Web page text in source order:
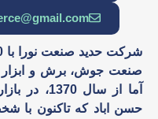
صنعت جوش، برش و
آما از سال
حسن اباد که تاکنون با